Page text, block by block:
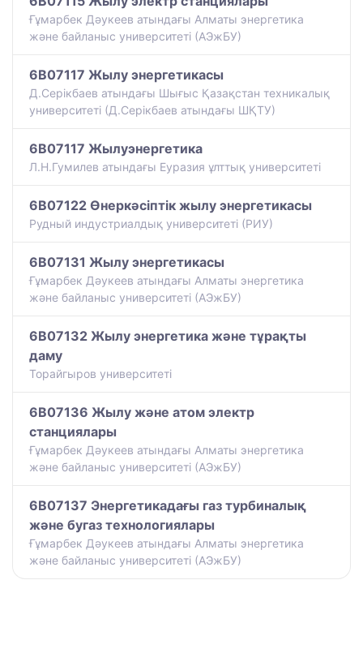
Ғұмарбек Дәукеев атындағы Алматы энергетика
және байланыс университеті (АЭжБУ)
6B07117 Жылу энергетикасы
Д.Серікбаев атындағы Шығыс Қазақстан техникалық
университеті (Д.Серікбаев атындағы ШҚТУ)
6B07117 Жылуэнергетика
Л.Н.Гумилев атындағы Еуразия ұлттық университеті
6B07122 Өнеркәсіптік жылу энергетикасы
Рудный индустриалдық университеті (РИУ)
6B07131 Жылу энергетикасы
Ғұмарбек Дәукеев атындағы Алматы энергетика
және байланыс университеті (АЭжБУ)
6B07132 Жылу энергетика және тұрақты
даму
Торайгыров университеті
6B07136 Жылу және атом электр
станциялары
Ғұмарбек Дәукеев атындағы Алматы энергетика
және байланыс университеті (АЭжБУ)
6B07137 Энергетикадағы газ турбиналық
және бугаз технологиялары
Ғұмарбек Дәукеев атындағы Алматы энергетика
және байланыс университеті (АЭжБУ)